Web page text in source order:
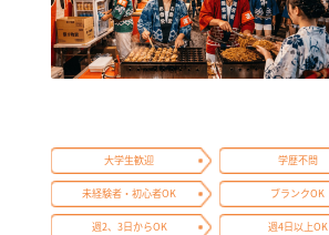
大学生歓迎 学歴不問
未経験者・初心者OK ブランクOK
週2、3日からOK 週4日以上OK